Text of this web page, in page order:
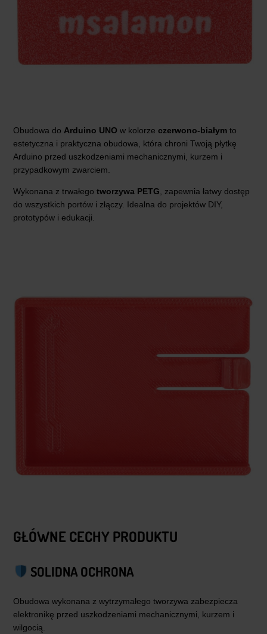
Obudowa do Arduino UNO w kolorze czerwono-białym to
estetyczna i praktyczna obudowa, która chroni Twoją płytkę
Arduino przed uszkodzeniami mechanicznymi, kurzem i
przypadkowym zwarciem.
Wykonana z trwałego tworzywa PETG , zapewnia łatwy dostęp
do wszystkich portów i złączy. Idealna do projektów DIY,
prototypów i edukacji.
GŁÓWNE CECHY PRODUKTU
SOLIDNA OCHRONA
Obudowa wykonana z wytrzymałego tworzywa zabezpiecza
elektronikę przed uszkodzeniami mechanicznymi, kurzem i
wilgocią.